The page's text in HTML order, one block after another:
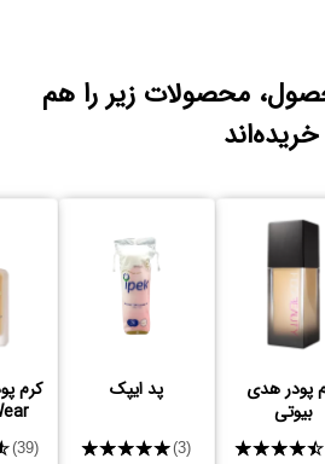
محصولات زیر را هم
خریده‌اند
پودر هدی
بیوتی
★★★★★
پد ایپک
★★★★★(3)
کرم
(39)